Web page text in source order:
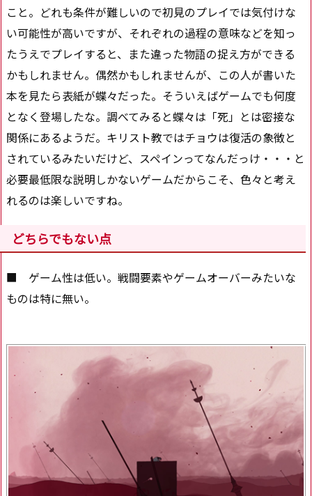
こと。どれも条件が難しいので初見のプレイでは気付けな
い可能性が高いですが、それぞれの過程の意味などを知っ
たうえでプレイすると、また違った物語の捉え方ができる
かもしれません。偶然かもしれませんが、この人が書いた
本を見たら表紙が蝶々だった。そういえばゲームでも何度
となく登場したな。調べてみると蝶々は「死」とは密接な
関係にあるようだ。キリスト教ではチョウは復活の象徴と
されているみたいだけど、スペインってなんだっけ・・・と
必要最低限な説明しかないゲームだからこそ、色々と考え
れるのは楽しいですね。
どちらでもない点
■ ゲーム性は低い。戦闘要素やゲームオーバーみたいな
ものは特に無い。